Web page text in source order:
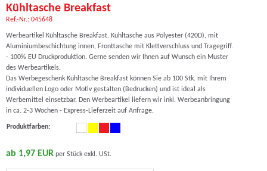
Kühltasche Breakfast
Ref.-Nr.: 045648
Werbeartikel Kühltasche Breakfast. Kühltasche aus Polyester (420D), mit
Aluminiumbeschichtung innen, Fronttasche mit Klettverschluss und Tragegriff.
- 100% EU Druckproduktion. Gerne senden wir Ihnen auf Wunsch ein Muster
des Werbeartikels.
Das Werbegeschenk Kühltasche Breakfast können Sie ab 100 Stk. mit Ihrem
individuellen Logo oder Motiv gestalten (Bedrucken) und ist ideal als
Werbemittel einsetzbar. Den Werbeartikel liefern wir inkl. Werbeanbringung
in ca. 2-3 Wochen - Express-Lieferzeit auf Anfrage.
Produktfarben:
ab 1,97 EUR per Stück exkl. USt.